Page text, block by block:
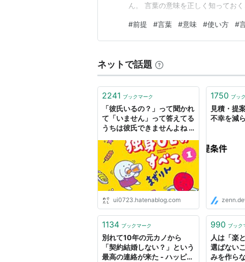
ん。 言葉の意味を正しく知ってお
件」や「仮定」との違い、使い方や
すく解説します。 前提とは？意味
#前提 #言葉 #意味 #使い方 #
ネットで話題
2241 ブックマーク
「彼氏いるの？」って聞かれ
て「いません」って答えてる
うちは彼氏できませんよね -
ui0723.hatenablog.com
1750 ブッ
見積・提
不幸を減
1134 ブックマーク
別れて10年の元カノから
「契約結婚しない？」という
最高の連絡が来た - ハッピー
990 ブック
人は「楽
選ばない
みを作ら